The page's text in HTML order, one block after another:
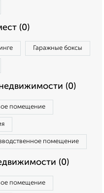
(0)
Гаражные боксы
(0)
помещение
помещение
(0)
помещение